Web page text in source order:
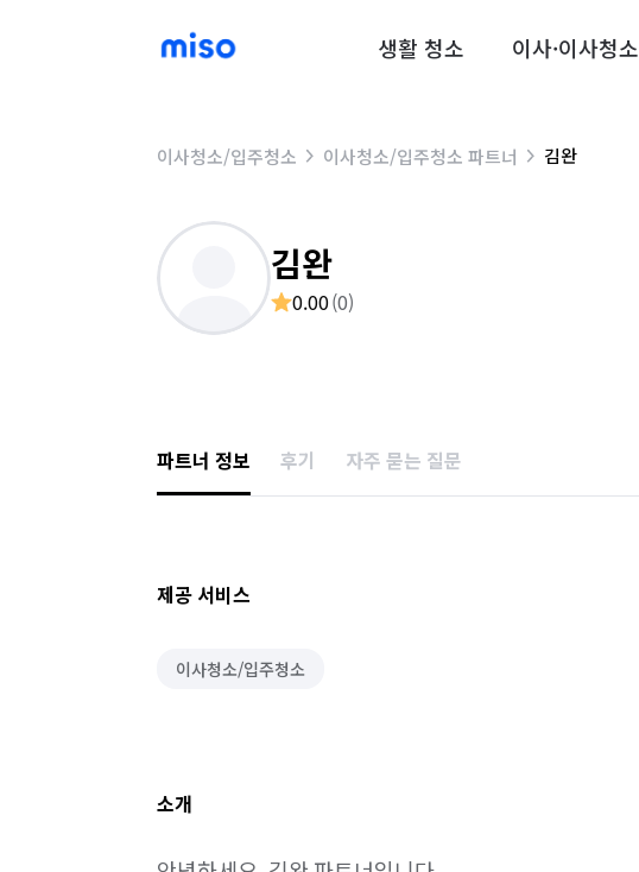
생활 청소 이사·이사청소
이사청소/입주청소 이사청소/입주청소 파트너 김완
김완
0.00(0)
파트너 정보 후기 자주 묻는 질문
제공 서비스
이사청소/입주청소
소개